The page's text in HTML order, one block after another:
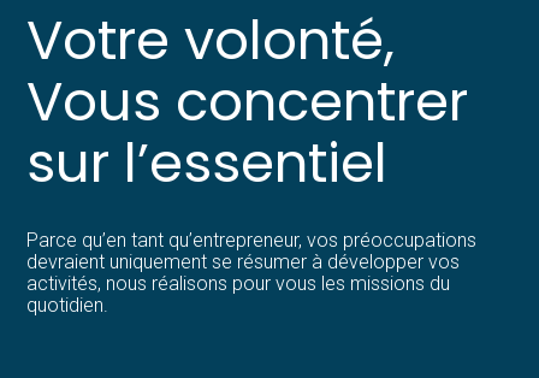
Votre volonté,
Vous concentrer
sur l’essentiel
Parce qu’en tant qu’entrepreneur, vos préoccupations
devraient uniquement se résumer à développer vos
activités, nous réalisons pour vous les missions du
quotidien.